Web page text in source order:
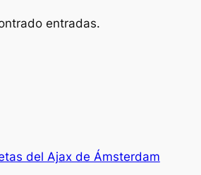
entradas.
del Ajax de Ámsterdam